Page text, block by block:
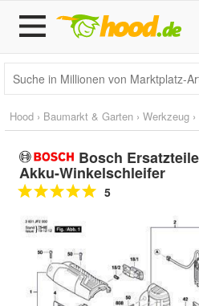
Hood › Baumarkt & Garten › Werkzeug ›
Bosch
Akku-Winkelschleifer
5